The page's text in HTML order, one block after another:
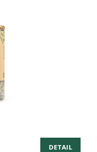
DETAIL